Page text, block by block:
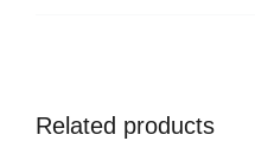
Related products